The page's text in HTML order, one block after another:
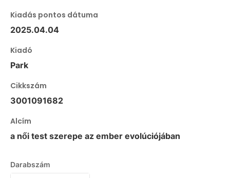
Kiadás pontos dátuma
2025.04.04
Kiadó
Park
Cikkszám
3001091682
Alcím
a női test szerepe az ember evolúciójában
Darabszám